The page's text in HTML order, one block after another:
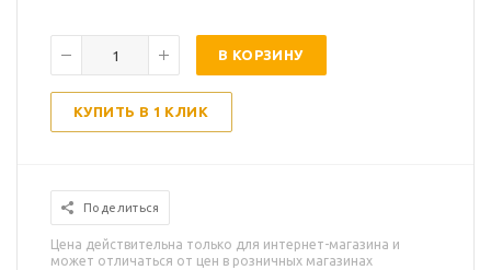
В КОРЗИНУ
КУПИТЬ В 1 КЛИК
Поделиться
Цена действительна только для интернет-магазина и
может отличаться от цен в розничных магазинах